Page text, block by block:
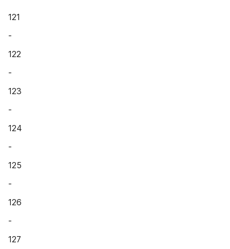
121
-
122
-
123
-
124
-
125
-
126
-
127